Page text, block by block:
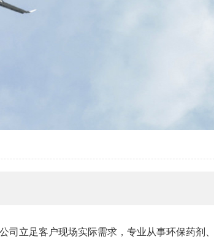
司立足客户现场实际需求，专业从事环保药剂